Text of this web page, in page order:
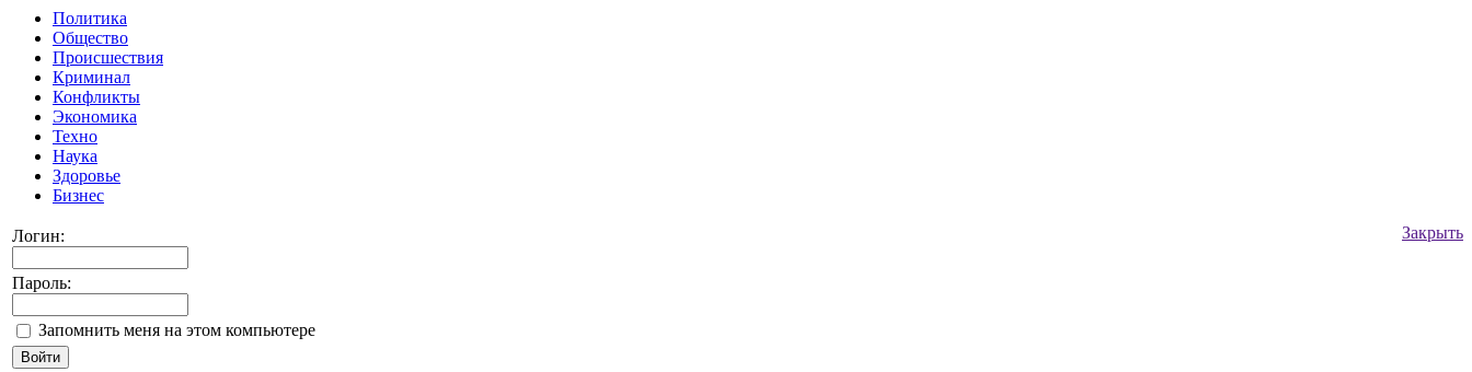
Политика
Общество
Происшествия
Криминал
Конфликты
Экономика
Техно
Наука
Здоровье
Бизнес
Закрыть
Логин:
Пароль:
Запомнить меня на этом компьютере